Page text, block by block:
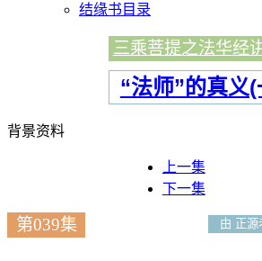
结缘书目录
三乘菩提之法华经
“法师”的真义(
背景资料
上一集
下一集
第039集 由 正源